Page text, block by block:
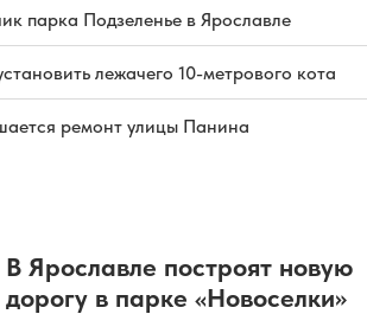
парка Подзеленье в Ярославле
лежачего 10-метрового кота
ремонт улицы Панина
В Ярославле построят новую
дорогу в парке «Новоселки»